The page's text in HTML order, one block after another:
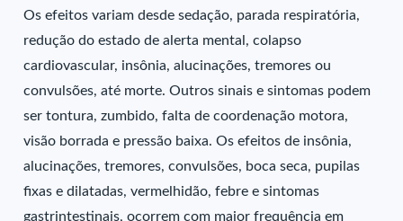
Os efeitos variam desde sedação, parada respiratória,
redução do estado de alerta mental, colapso
cardiovascular, insônia, alucinações, tremores ou
convulsões, até morte. Outros sinais e sintomas podem
ser tontura, zumbido, falta de coordenação motora,
visão borrada e pressão baixa. Os efeitos de insônia,
alucinações, tremores, convulsões, boca seca, pupilas
fixas e dilatadas, vermelhidão, febre e sintomas
gastrintestinais, ocorrem com maior frequência em